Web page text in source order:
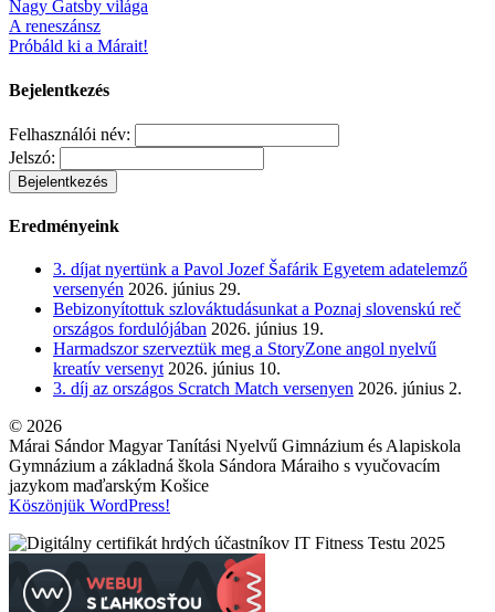
Nagy Gatsby világa
A reneszánsz
Próbáld ki a Márait!
Bejelentkezés
Felhasználói név:
Jelszó:
Eredményeink
3. díjat nyertünk a Pavol Jozef Šafárik Egyetem adatelemző
versenyén 2026. június 29.
Bebizonyítottuk szlováktudásunkat a Poznaj slovenskú reč
országos fordulójában 2026. június 19.
Harmadszor szerveztük meg a StoryZone angol nyelvű
kreatív versenyt 2026. június 10.
3. díj az országos Scratch Match versenyen 2026. június 2.
© 2026
Márai Sándor Magyar Tanítási Nyelvű Gimnázium és Alapiskola
Gymnázium a základná škola Sándora Máraiho s vyučovacím
jazykom maďarským Košice
Köszönjük WordPress!